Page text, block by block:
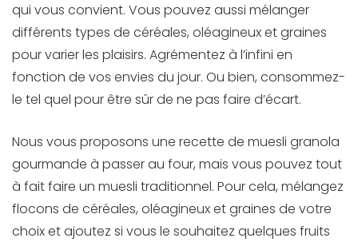
qui vous convient. Vous pouvez aussi mélanger
différents types de céréales, oléagineux et graines
pour varier les plaisirs. Agrémentez à l’infini en
fonction de vos envies du jour. Ou bien, consommez-
le tel quel pour être sûr de ne pas faire d’écart.
Nous vous proposons une recette de muesli granola
gourmande à passer au four, mais vous pouvez tout
à fait faire un muesli traditionnel. Pour cela, mélangez
flocons de céréales, oléagineux et graines de votre
choix et ajoutez si vous le souhaitez quelques fruits